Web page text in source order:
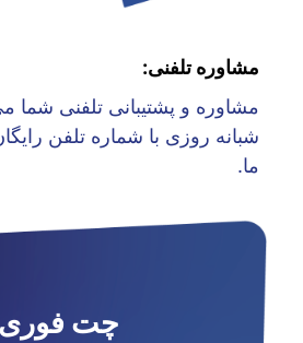
مشاوره تلفنی:
مشاوره و پشتیبانی تلفنی شما
ما.
چت فوری